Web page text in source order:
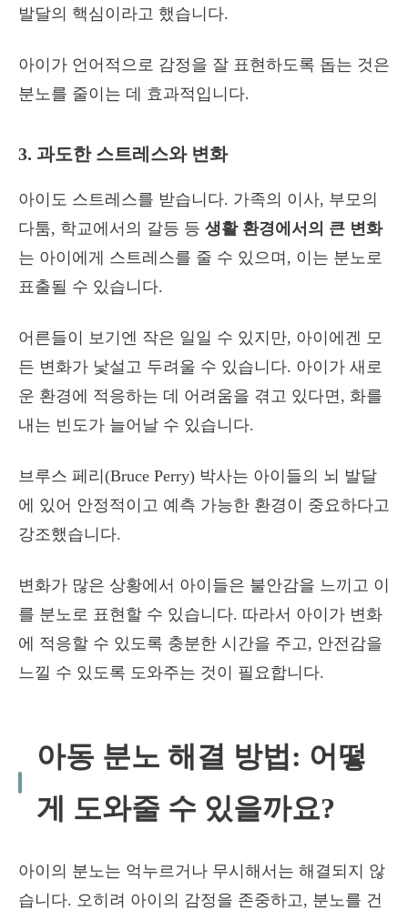
발달의 핵심이라고 했습니다.
아이가 언어적으로 감정을 잘 표현하도록 돕는 것은
분노를 줄이는 데 효과적입니다.
3. 과도한 스트레스와 변화
아이도 스트레스를 받습니다. 가족의 이사, 부모의
다툼, 학교에서의 갈등 등 생활 환경에서의 큰 변화
는 아이에게 스트레스를 줄 수 있으며, 이는 분노로
표출될 수 있습니다.
어른들이 보기엔 작은 일일 수 있지만, 아이에겐 모
든 변화가 낯설고 두려울 수 있습니다. 아이가 새로
운 환경에 적응하는 데 어려움을 겪고 있다면, 화를
내는 빈도가 늘어날 수 있습니다.
브루스 페리(Bruce Perry) 박사는 아이들의 뇌 발달
에 있어 안정적이고 예측 가능한 환경이 중요하다고
강조했습니다.
변화가 많은 상황에서 아이들은 불안감을 느끼고 이
를 분노로 표현할 수 있습니다. 따라서 아이가 변화
에 적응할 수 있도록 충분한 시간을 주고, 안전감을
느낄 수 있도록 도와주는 것이 필요합니다.
아동 분노 해결 방법: 어떻
게 도와줄 수 있을까요?
아이의 분노는 억누르거나 무시해서는 해결되지 않
습니다. 오히려 아이의 감정을 존중하고, 분노를 건